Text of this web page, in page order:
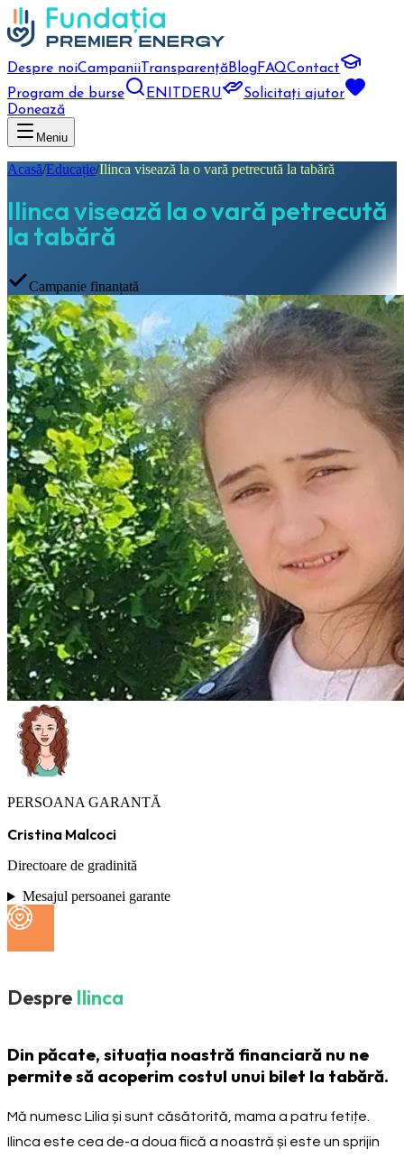
Despre noiCampanii TransparențăBlogFAQContact
Program de burse
EN DERU
Solicitați ajutor
Donează
Meniu
Acasă/Educație/Ilinca visează la o vară petrecută la tabără
Ilinca visează la o vară petrecută
la tabără
Campanie finanțată
PERSOANA GARANTĂ
Cristina Malcoci
Directoare de gradinită
Mesajul persoanei garante
Despre Ilinca
Din păcate, situația noastră financiară nu ne
permite să acoperim costul unui bilet la tabără.
Mă numesc Lilia și sunt căsătorită, mama a patru fetițe.
Ilinca este cea de-a doua fiică a noastră și este un sprijin